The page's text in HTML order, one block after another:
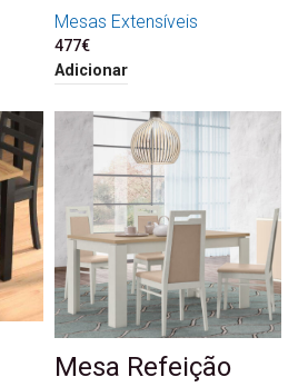
Mesas Extensíveis
477€
Adicionar
Mesa Refeição